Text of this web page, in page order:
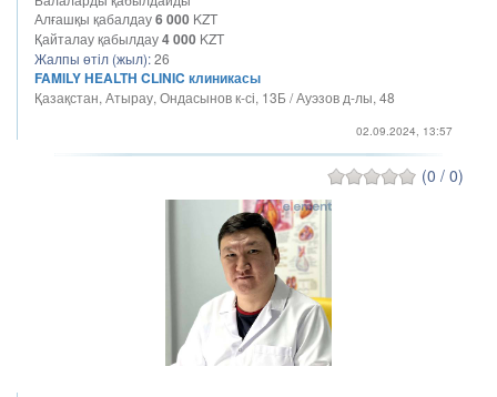
Алғашқы қабалдау6 000 KZT
Қайталау қабылдау4 000 KZT
Жалпы өтіл (жыл):26
FAMILY HEALTH CLINIC клиникасы
Қазақстан, Атырау, Ондасынов к-сі, 13Б / Ауэзов д-лы, 48
02.09.2024, 13:57
(0 / 0)